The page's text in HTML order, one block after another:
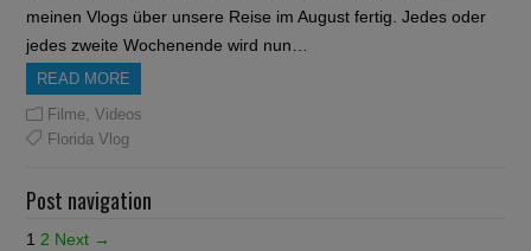
meinen Vlogs über unsere Reise im August fertig. Jedes oder
jedes zweite Wochenende wird nun…
READ MORE
Filme ,Videos
Florida Vlog
Post navigation
1 2 Next →